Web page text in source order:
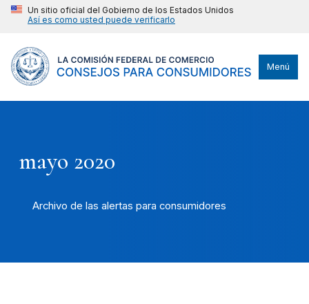
Un sitio oficial del Gobierno de los Estados Unidos
Así es como usted puede verificarlo
Menú
mayo 2020
Archivo de las alertas para consumidores